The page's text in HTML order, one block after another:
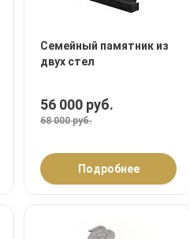
Семейный памятник из
двух стел
56 000 руб.
68 000 руб.
Подробнее